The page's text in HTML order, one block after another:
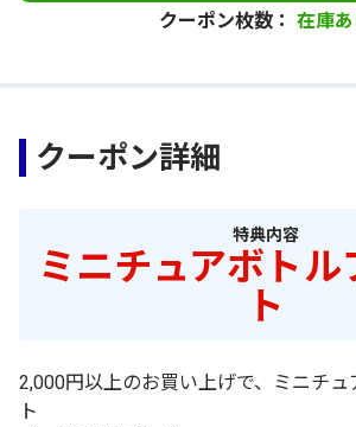
クーポン枚数： 在庫あ
クーポン詳細
特典内容
ミニチュアボトル
ト
2,000円以上のお買い上げで、ミニチュ
ト